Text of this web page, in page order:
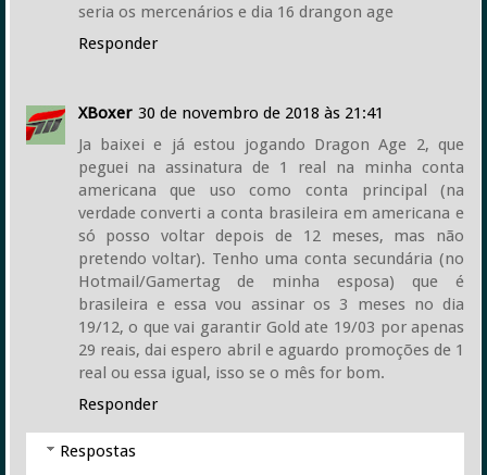
seria os mercenários e dia 16 drangon age
Responder
XBoxer 30 de novembro de 2018 às 21:41
Ja baixei e já estou jogando Dragon Age 2, que
peguei na assinatura de 1 real na minha conta
americana que uso como conta principal (na
verdade converti a conta brasileira em americana e
só posso voltar depois de 12 meses, mas não
pretendo voltar). Tenho uma conta secundária (no
Hotmail/Gamertag de minha esposa) que é
brasileira e essa vou assinar os 3 meses no dia
19/12, o que vai garantir Gold ate 19/03 por apenas
29 reais, dai espero abril e aguardo promoções de 1
real ou essa igual, isso se o mês for bom.
Responder
Respostas